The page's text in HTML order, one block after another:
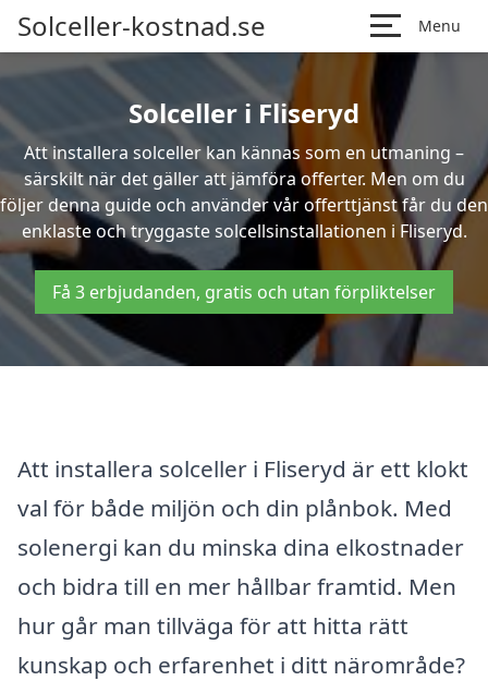
Solceller-kostnad.se Menu
Solceller i Fliseryd
Att installera solceller kan kännas som en utmaning –
särskilt när det gäller att jämföra offerter. Men om du
följer denna guide och använder vår offerttjänst får du den
enklaste och tryggaste solcellsinstallationen i Fliseryd.
Få 3 erbjudanden, gratis och utan förpliktelser
Att installera solceller i Fliseryd är ett klokt
val för både miljön och din plånbok. Med
solenergi kan du minska dina elkostnader
och bidra till en mer hållbar framtid. Men
hur går man tillväga för att hitta rätt
kunskap och erfarenhet i ditt närområde?